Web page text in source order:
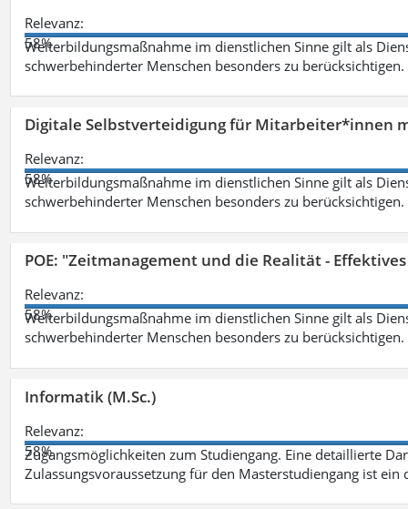
Relevanz:
58%
Weiterbildungsmaßnahme im dienstlichen Sinne gilt als
schwerbehinderter Menschen besonders zu berücksichtigen.
Digitale Selbstverteidigung für Mitarbeiter*innen
Relevanz:
58%
Weiterbildungsmaßnahme im dienstlichen Sinne gilt als
schwerbehinderter Menschen besonders zu berücksichtigen.
POE: "Zeitmanagement und die Realität -
Relevanz:
58%
Weiterbildungsmaßnahme im dienstlichen Sinne gilt als
schwerbehinderter Menschen besonders zu berücksichtigen.
Informatik (M.Sc.)
Relevanz:
58%
Zugangsmöglichkeiten zum Studiengang. Eine detaillierte
Zulassungsvoraussetzung für den Masterstudiengang ist